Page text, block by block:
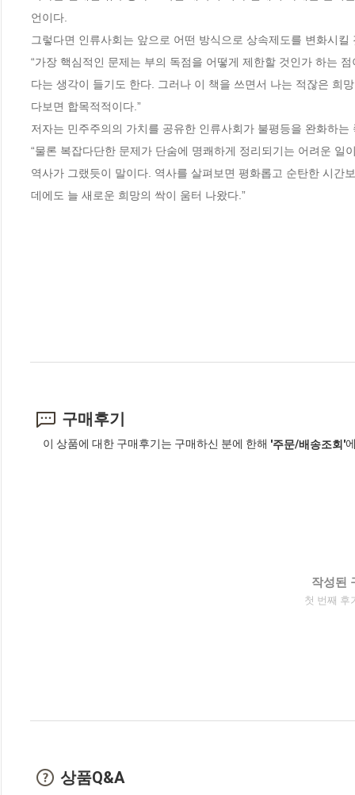
언이다.
그렇다면 인류사회는 앞으로 어떤 방식으로 상속제도를 변화시킬
“가장 핵심적인 문제는 부의 독점을 어떻게 제한할 것인가 하는
다는 생각이 들기도 한다. 그러나 이 책을 쓰면서 나는 적잖은 희
다보면 합목적적이다.”
저자는 민주주의의 가치를 공유한 인류사회가 불평등을 완화하
“물론 복잡다단한 문제가 단숨에 명쾌하게 정리되기는 어려운
역사가 그랬듯이 말이다. 역사를 살펴보면 평화롭고 순탄한 시간
데에도 늘 새로운 희망의 싹이 움터 나왔다.”
구매후기
이 상품에 대한 구매후기는 구매하신 분에 한해 '주문/배송조회'
작성된
첫 번째 후
상품Q&A